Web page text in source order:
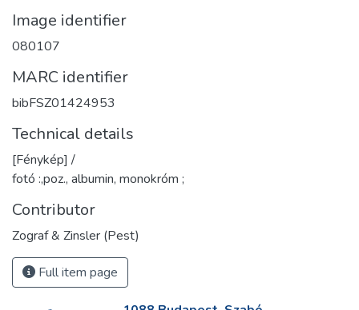
Image identifier
080107
MARC identifier
bibFSZ01424953
Technical details
[Fénykép] /
fotó :,poz., albumin, monokróm ;
Contributor
Zograf & Zinsler (Pest)
Full item page